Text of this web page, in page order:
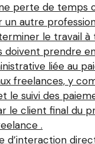
perte de temps
un autre
le travail à
doivent prendre
liée au
freelances, y
le suivi des
le client final du
.
d’interaction